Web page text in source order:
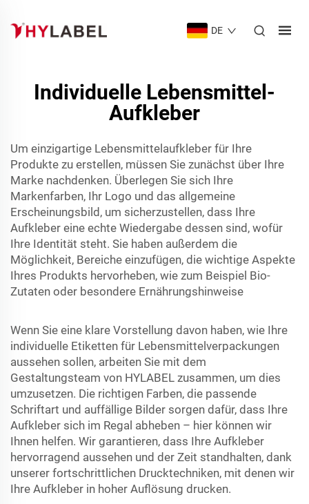
DE
Individuelle Lebensmittel-
Aufkleber
Um einzigartige Lebensmittelaufkleber für Ihre
Produkte zu erstellen, müssen Sie zunächst über Ihre
Marke nachdenken. Überlegen Sie sich Ihre
Markenfarben, Ihr Logo und das allgemeine
Erscheinungsbild, um sicherzustellen, dass Ihre
Aufkleber eine echte Wiedergabe dessen sind, wofür
Ihre Identität steht. Sie haben außerdem die
Möglichkeit, Bereiche einzufügen, die wichtige Aspekte
Ihres Produkts hervorheben, wie zum Beispiel Bio-
Zutaten oder besondere Ernährungshinweise
Wenn Sie eine klare Vorstellung davon haben, wie Ihre
individuelle Etiketten für Lebensmittelverpackungen
aussehen sollen, arbeiten Sie mit dem
Gestaltungsteam von HYLABEL zusammen, um dies
umzusetzen. Die richtigen Farben, die passende
Schriftart und auffällige Bilder sorgen dafür, dass Ihre
Aufkleber sich im Regal abheben – hier können wir
Ihnen helfen. Wir garantieren, dass Ihre Aufkleber
hervorragend aussehen und der Zeit standhalten, dank
unserer fortschrittlichen Drucktechniken, mit denen wir
Ihre Aufkleber in hoher Auflösung drucken.